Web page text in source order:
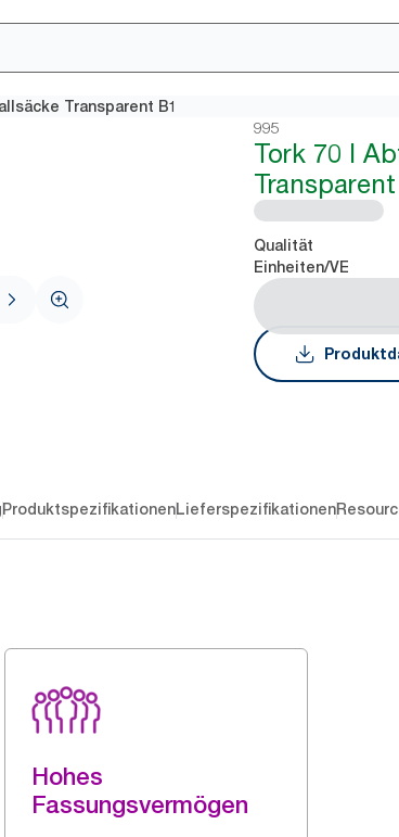
Transparent B1
995
Tork 70 l
Transparent
Qualität
Einheiten/VE
ProduktspezifikationenLieferspezifikationen
Hohes
Fassungsvermögen